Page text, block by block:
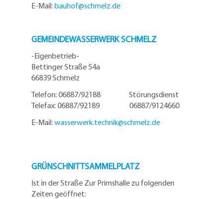
E-Mail: bauhof@schmelz.de
GEMEINDEWASSERWERK SCHMELZ
-Eigenbetrieb-
Bettinger Straße 54a
66839 Schmelz
Telefon: 06887/92188 Störungsdienst
Telefax: 06887/92189 06887/9124660
E-Mail: wasserwerk.technik@schmelz.de
GRÜNSCHNITTSAMMELPLATZ
Ist in der Straße Zur Primshalle zu folgenden
Zeiten geöffnet: